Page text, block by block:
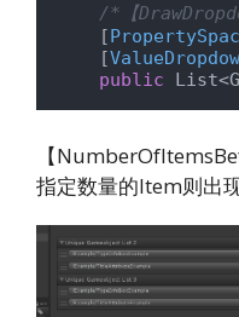
/*【
    [
    [
public
【
指定数量的Item则出